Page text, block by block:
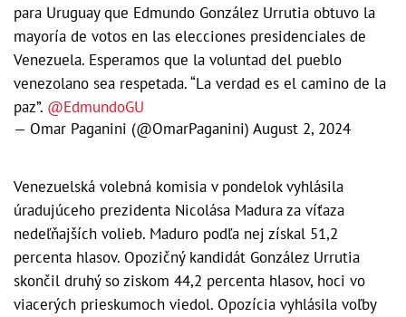
para Uruguay que Edmundo González Urrutia obtuvo la
mayoría de votos en las elecciones presidenciales de
Venezuela. Esperamos que la voluntad del pueblo
venezolano sea respetada. “La verdad es el camino de la
paz”. @EdmundoGU
— Omar Paganini (@OmarPaganini) August 2, 2024
Venezuelská volebná komisia v pondelok vyhlásila
úradujúceho prezidenta Nicolása Madura za víťaza
nedeľňajších volieb. Maduro podľa nej získal 51,2
percenta hlasov. Opozičný kandidát González Urrutia
skončil druhý so ziskom 44,2 percenta hlasov, hoci vo
viacerých prieskumoch viedol. Opozícia vyhlásila voľby